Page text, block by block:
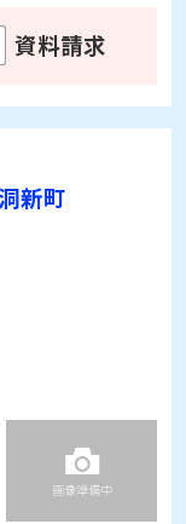
資料請求
新町